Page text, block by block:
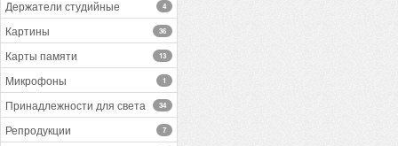
Держатели студийные 4
Картины 36
Карты памяти 13
Микрофоны 1
Принадлежности для света 34
Репродукции 7